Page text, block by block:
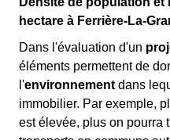
hectare à Ferrière-La-
Dans l'évaluation d'un
éléments permettent de
l'environnement dans
immobilier. Par exemple,
est élevée, plus on pourra